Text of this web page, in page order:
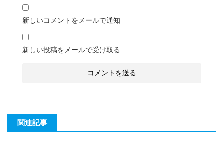
新しいコメントをメールで通知
新しい投稿をメールで受け取る
関連記事